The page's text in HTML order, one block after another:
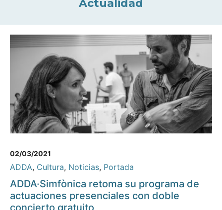
Actualidad
02/03/2021
ADDA, Cultura, Noticias, Portada
ADDA·Simfònica retoma su programa de
actuaciones presenciales con doble